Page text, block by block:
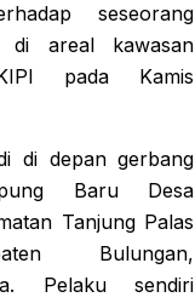
seseorang
areal kawasan
pada Kamis
di depan gerbang
Baru Desa
Tanjung Palas
Bulungan,
Pelaku sendiri